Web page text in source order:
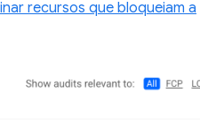
recursos que bloqueiam a